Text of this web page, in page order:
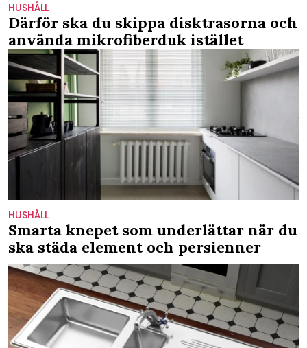
HUSHÅLL
Därför ska du skippa disktrasorna och
använda mikrofiberduk istället
HUSHÅLL
Smarta knepet som underlättar när du
ska städa element och persienner